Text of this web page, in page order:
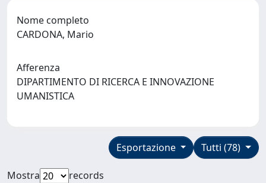
Nome completo
CARDONA, Mario
Afferenza
DIPARTIMENTO DI RICERCA E INNOVAZIONE
UMANISTICA
Tutti (78)
Esportazione
Mostra
records